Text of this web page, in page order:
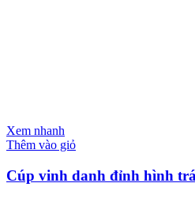
Xem nhanh
Thêm vào giỏ
Cúp vinh danh đỉnh hình